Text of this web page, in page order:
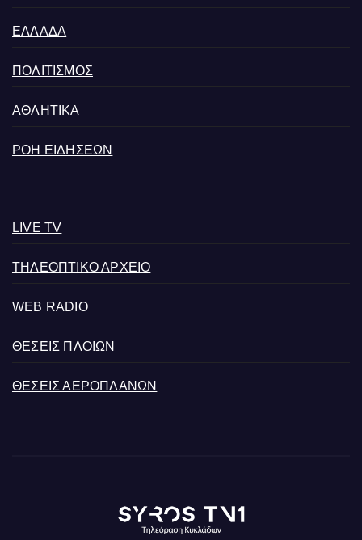
ΕΛΛΑΔΑ
ΠΟΛΙΤΙΣΜΟΣ
ΑΘΛΗΤΙΚΑ
ΡΟΗ ΕΙΔΗΣΕΩΝ
LIVE TV
ΤΗΛΕΟΠΤΙΚΟ ΑΡΧΕΙΟ
WEB RADIO
ΘΕΣΕΙΣ ΠΛΟΙΩΝ
ΘΕΣΕΙΣ ΑΕΡΟΠΛΑΝΩΝ